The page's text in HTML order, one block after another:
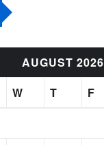
AUGUST 2026
W T F